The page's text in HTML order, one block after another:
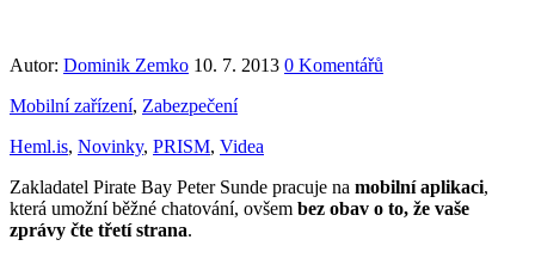
Autor: Dominik Zemko 10. 7. 2013 0 Komentářů
Mobilní zařízení, Zabezpečení
Heml.is, Novinky, PRISM, Videa
Zakladatel Pirate Bay Peter Sunde pracuje na mobilní aplikaci,
která umožní běžné chatování, ovšem bez obav o to, že vaše
zprávy čte třetí strana.